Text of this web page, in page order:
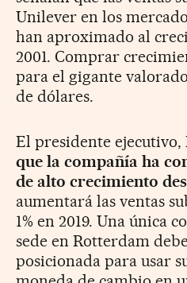
Unilever en los
han aproximado al
2001. Comprar
para el gigante
de dólares.
El presidente ejecutivo,
que la compañía ha
de alto crecimiento
aumentará las ventas
1% en 2019. Una única
sede en Rotterdam
posicionada para usar